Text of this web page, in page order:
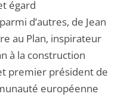
égard
d’autres, de Jean
au Plan, inspirateur
à la construction
premier président de
européenne